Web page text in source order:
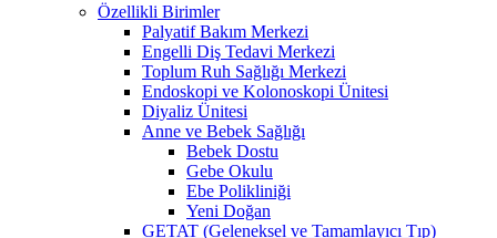
Özellikli Birimler
Palyatif Bakım Merkezi
Engelli Diş Tedavi Merkezi
Toplum Ruh Sağlığı Merkezi
Endoskopi ve Kolonoskopi Ünitesi
Diyaliz Ünitesi
Anne ve Bebek Sağlığı
Bebek Dostu
Gebe Okulu
Ebe Polikliniği
Yeni Doğan
GETAT (Geleneksel ve Tamamlayıcı Tıp)